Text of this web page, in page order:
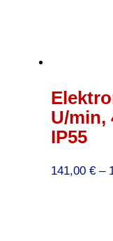
U/min,
IP55
141,00 € –